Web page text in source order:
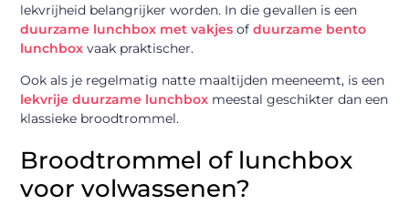
lekvrijheid belangrijker worden. In die gevallen is een
duurzame lunchbox met vakjes ofduurzame bento
lunchbox vaak praktischer.
Ook als je regelmatig natte maaltijden meeneemt, is een
lekvrije duurzame lunchbox meestal geschikter dan een
klassieke broodtrommel.
Broodtrommel of lunchbox
voor volwassenen?